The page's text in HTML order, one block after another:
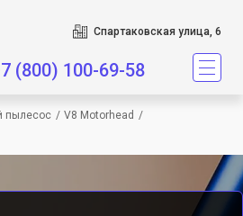
Спартаковская улица, 6
(800) 100-69-58
пылесос / V8 Motorhead /